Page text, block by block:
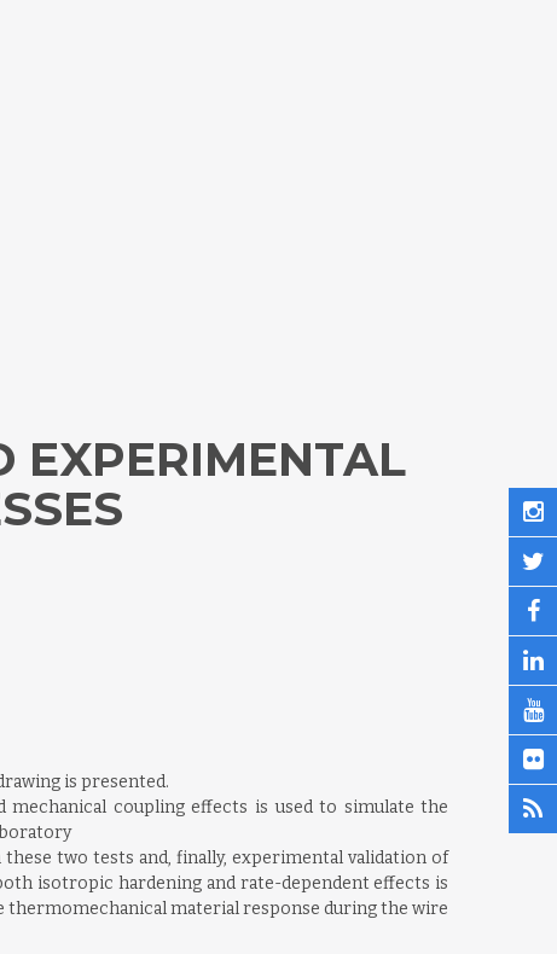
EXPERIMENTAL
is presented.
coupling effects is used to simulate the
two tests and, finally, experimental validation of
isotropic hardening and rate-dependent effects is
thermomechanical material response during the wire